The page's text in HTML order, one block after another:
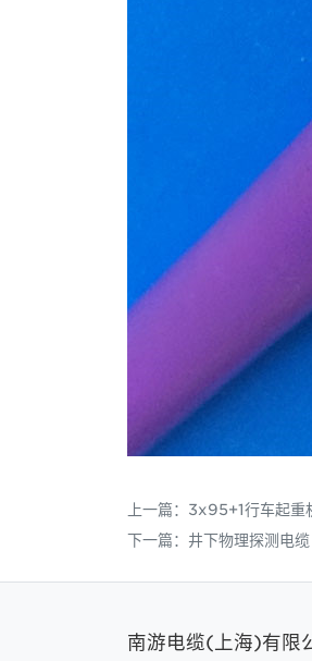
上一篇： 3x95+1行车起重
下一篇： 井下物理探测电
南游电缆(上海)有限